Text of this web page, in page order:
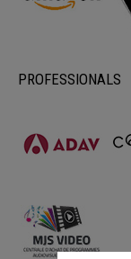
PROFESSIONALS